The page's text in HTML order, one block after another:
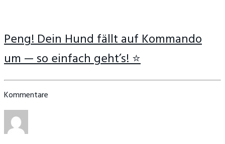
Peng! Dein Hund fällt auf Kommando
um — so einfach geht’s! ⭐
Kommentare